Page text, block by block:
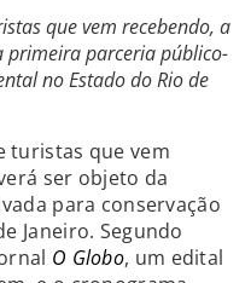
que vem recebendo, a
primeira parceria público-
no Estado do Rio de
turistas que vem
ser objeto da
para conservação
Janeiro. Segundo
O Globo, um edital